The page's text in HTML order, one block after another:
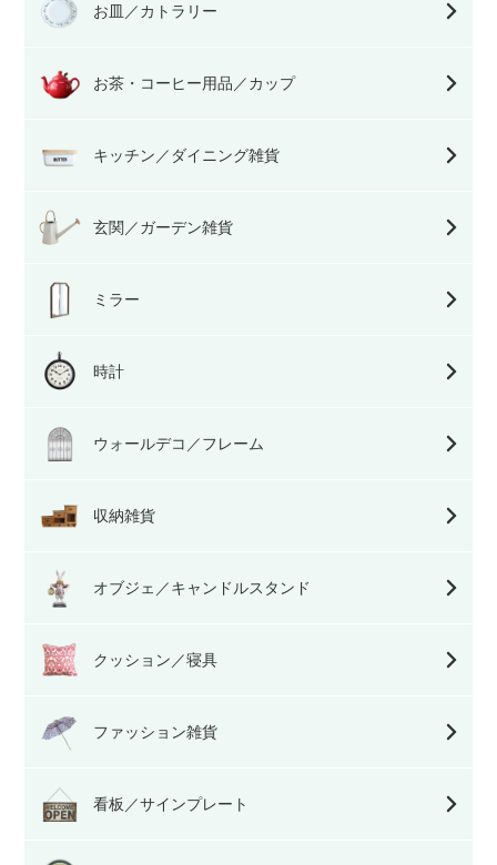
お皿／カトラリー
お茶・コーヒー用品／カップ
キッチン／ダイニング雑貨
玄関／ガーデン雑貨
ミラー
時計
ウォールデコ／フレーム
収納雑貨
オブジェ／キャンドルスタンド
クッション／寝具
ファッション雑貨
看板／サインプレート